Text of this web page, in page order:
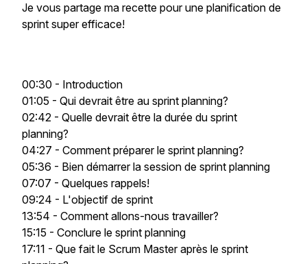
Je vous partage ma recette pour une planification de
sprint super efficace!
00:30 - Introduction
01:05 - Qui devrait être au sprint planning?
02:42 - Quelle devrait être la durée du sprint
planning?
04:27 - Comment préparer le sprint planning?
05:36 - Bien démarrer la session de sprint planning
07:07 - Quelques rappels!
09:24 - L'objectif de sprint
13:54 - Comment allons-nous travailler?
15:15 - Conclure le sprint planning
17:11 - Que fait le Scrum Master après le sprint